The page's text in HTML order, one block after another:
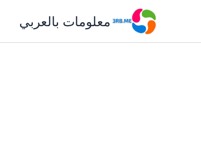
معلومات بالعربي